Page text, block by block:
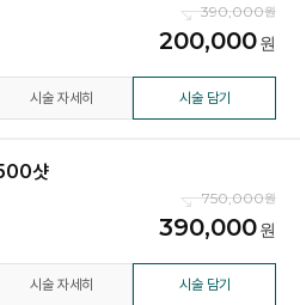
390,000
200,000
시술 자세히 시술 담기
샷
750,000
390,000
시술 자세히 시술 담기